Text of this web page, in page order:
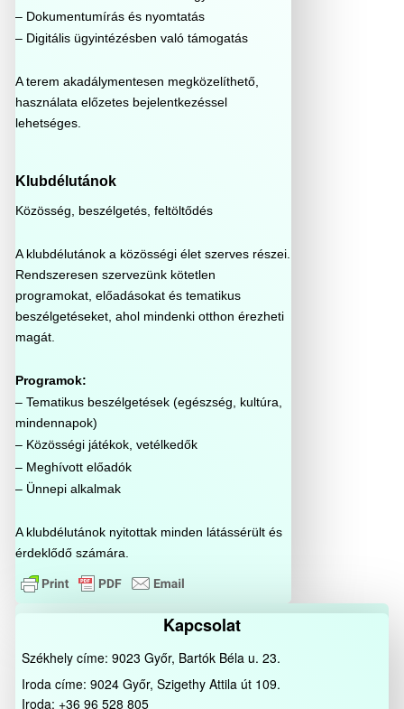
– Dokumentumírás és nyomtatás
– Digitális ügyintézésben való támogatás
A terem akadálymentesen megközelíthető,
használata előzetes bejelentkezéssel
lehetséges.
Klubdélutánok
Közösség, beszélgetés, feltöltődés
A klubdélutánok a közösségi élet szerves részei.
Rendszeresen szervezünk kötetlen
programokat, előadásokat és tematikus
beszélgetéseket, ahol mindenki otthon érezheti
magát.
Programok:
– Tematikus beszélgetések (egészség, kultúra,
mindennapok)
– Közösségi játékok, vetélkedők
– Meghívott előadók
– Ünnepi alkalmak
A klubdélutánok nyitottak minden látássérült és
érdeklődő számára.
Kapcsolat
Székhely címe: 9023 Győr, Bartók Béla u. 23.
Iroda címe: 9024 Győr, Szigethy Attila út 109.
Iroda: +36 96 528 805